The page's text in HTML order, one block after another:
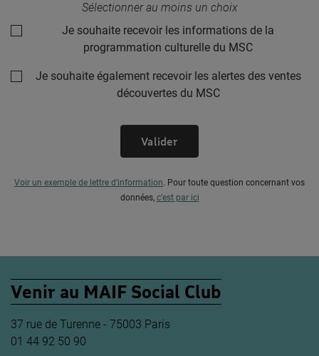
Sélectionner au moins un choix
Je souhaite recevoir les informations de la
programmation culturelle du MSC
Je souhaite également recevoir les alertes des ventes
découvertes du MSC
Valider
Voir un exemple de lettre d’information. Pour toute question concernant vos
données, c’est par ici
Venir au MAIF Social Club
37 rue de Turenne - 75003 Paris
01 44 92 50 90